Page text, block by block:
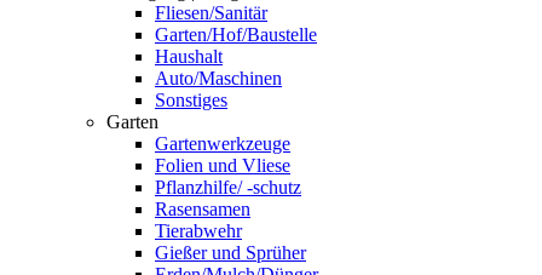
Fliesen/Sanitär
Garten/Hof/Baustelle
Haushalt
Auto/Maschinen
Sonstiges
Garten
Gartenwerkzeuge
Folien und Vliese
Pflanzhilfe/ -schutz
Rasensamen
Tierabwehr
Gießer und Sprüher